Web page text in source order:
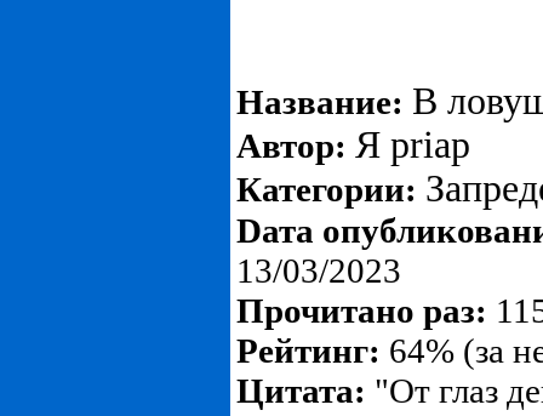
Название: В
Автор: Я priap
Категории:
Dата
13/03/2023
Прочитано раз:
Рейтинг: 64% (за
Цитата: "От глаз